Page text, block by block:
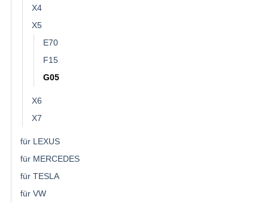
X4
X5
E70
F15
G05
X6
X7
für LEXUS
für MERCEDES
für TESLA
für VW